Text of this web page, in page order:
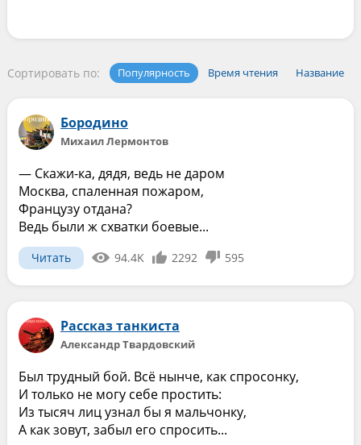
Сортировать по: Популярность Время чтения Название
Бородино
Михаил Лермонтов
— Скажи-ка, дядя, ведь не даром
Москва, спаленная пожаром,
Французу отдана?
Ведь были ж схватки боевые...
Читать 94.4K 2292 595
Рассказ танкиста
Александр Твардовский
Был трудный бой. Всё нынче, как спросонку,
И только не могу себе простить:
Из тысяч лиц узнал бы я мальчонку,
А как зовут, забыл его спросить...